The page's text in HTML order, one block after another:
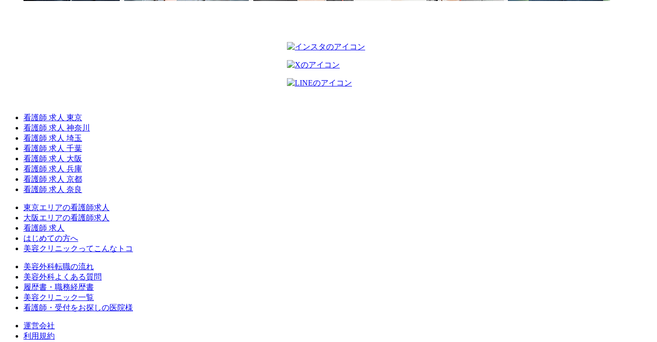
看護師 求人 東京
看護師 求人 神奈川
看護師 求人 埼玉
看護師 求人 千葉
看護師 求人 大阪
看護師 求人 兵庫
看護師 求人 京都
看護師 求人 奈良
東京エリアの看護師求人
大阪エリアの看護師求人
看護師 求人
はじめての方へ
美容クリニックってこんなトコ
美容外科転職の流れ
美容外科よくある質問
履歴書・職務経歴書
美容クリニック一覧
看護師・受付をお探しの医院様
運営会社
利用規約